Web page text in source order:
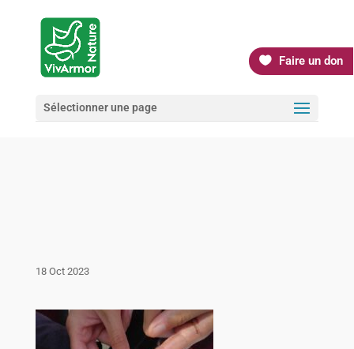
Faire un don
Sélectionner une page
18 Oct 2023